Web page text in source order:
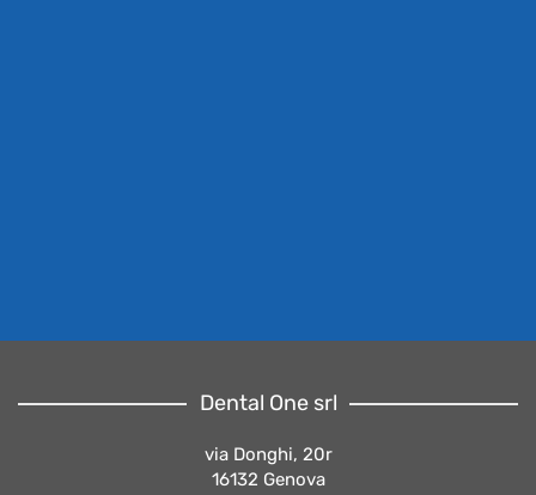
Dental One srl
via Donghi, 20r
16132 Genova